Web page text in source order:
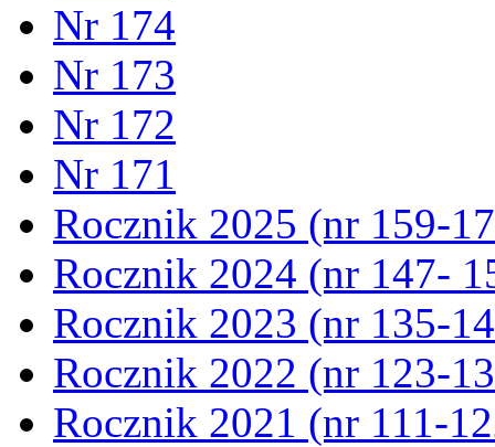
Nr 174
Nr 173
Nr 172
Nr 171
Rocznik 2025 (nr 159-
Rocznik 2024 (nr 147-
Rocznik 2023 (nr 135-
Rocznik 2022 (nr 123-
Rocznik 2021 (nr 111-